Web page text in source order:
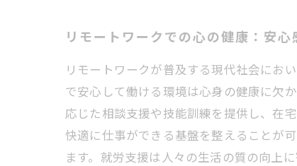
リモートワークでの心の健康：安
リモートワークが普及する現代社会にお
で安心して働ける環境は心身の健康に欠
応じた相談支援や技能訓練を提供し、在
快適に仕事ができる基盤を整えることが
ます。就労支援は人々の生活の質の向上